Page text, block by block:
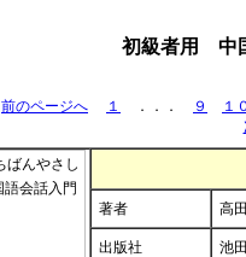
初級者用 中
前のページへ １ ．．． ９
１
著者 高
出版社 池